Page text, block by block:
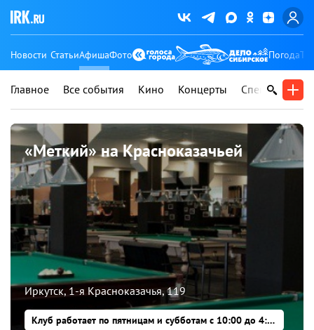
Новости СтатьиАфишаФото Погода
Главное Все события Кино Концерты Спектакли
«Меткий» на Красноказачьей
Иркутск, 1-я Красноказачья, 119
Клуб работает по пятницам и субботам с 10:00 до 4:00, в остальные дни с 10:00 до 2:00